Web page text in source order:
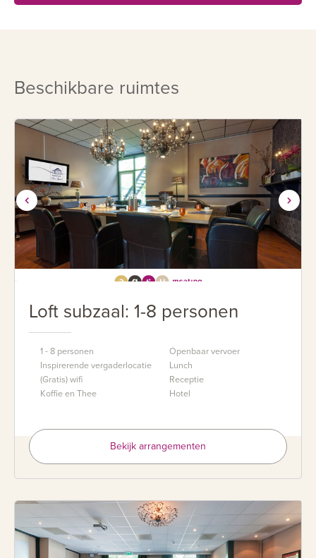
Beschikbare ruimtes
Loft subzaal: 1-8 personen
1 - 8 personen
Inspirerende vergaderlocatie
(Gratis) wifi
Koffie en Thee
Openbaar vervoer
Lunch
Receptie
Hotel
Bekijk arrangementen